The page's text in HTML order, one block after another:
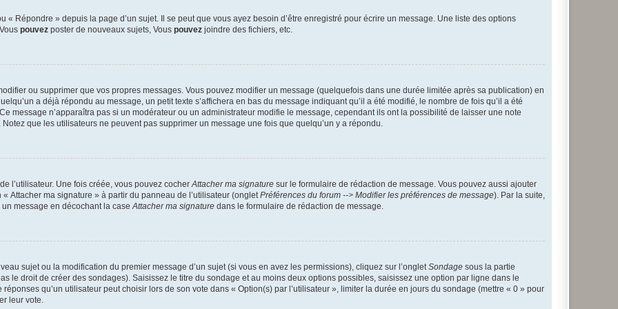
« Répondre » depuis la page d’un sujet. Il se peut que vous ayez besoin d’être enregistré pour écrire un message. Une liste des options
pouvez poster de nouveaux sujets, Vous pouvez joindre des fichiers, etc.
ou supprimer que vos propres messages. Vous pouvez modifier un message (quelquefois dans une durée limitée après sa publication) en
a déjà répondu au message, un petit texte s’affichera en bas du message indiquant qu’il a été modifié, le nombre de fois qu’il a été
message n’apparaîtra pas si un modérateur ou un administrateur modifie le message, cependant ils ont la possibilité de laisser une note
que les utilisateurs ne peuvent pas supprimer un message une fois que quelqu’un y a répondu.
l’utilisateur. Une fois créée, vous pouvez cocher Attacher ma signature sur le formulaire de rédaction de message. Vous pouvez aussi ajouter
Attacher ma signature » à partir du panneau de l’utilisateur (onglet Préférences du forum --> Modifier les préférences de message). Par la suite,
message en décochant la case Attacher ma signature dans le formulaire de rédaction de message.
sujet ou la modification du premier message d’un sujet (si vous en avez les permissions), cliquez sur l’onglet Sondage sous la partie
le droit de créer des sondages). Saisissez le titre du sondage et au moins deux options possibles, saisissez une option par ligne dans le
qu’un utilisateur peut choisir lors de son vote dans « Option(s) par l’utilisateur », limiter la durée en jours du sondage (mettre « 0 » pour
leur vote.